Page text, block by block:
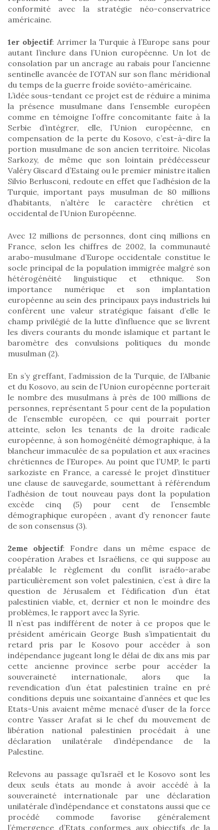
conformité avec la stratégie néo-conservatrice
américaine.
1er objectif: Arrimer la Turquie à l’Europe sans pour
autant l’inclure dans l’Union européenne. Un lot de
consolation par un ancrage au rabais pour l’ancienne
sentinelle avancée de l’OTAN sur son flanc méridional
du temps de la guerre froide soviéto-américaine.
L’idée sous-tendant ce projet est de réduire a minima
la présence musulmane dans l’ensemble européen
comme en témoigne l’offre concomitante faite à la
Serbie d’intégrer, elle, l’Union européenne, en
compensation de la perte du Kosovo, c’est-à-dire la
portion musulmane de son ancien territoire. Nicolas
Sarkozy, de même que son lointain prédécesseur
Valéry Giscard d’Estaing ou le premier ministre italien
Silvio Berlusconi, redoute en effet que l’adhésion de la
Turquie, important pays musulman de 80 millions
d’habitants, n’altère le caractère chrétien et
occidental de l’Union Européenne.
Avec 12 millions de personnes, dont cinq millions en
France, selon les chiffres de 2002, la communauté
arabo-musulmane d’Europe occidentale constitue le
socle principal de la population immigrée malgré son
hétérogénéité linguistique et ethnique. Son
importance numérique et son implantation
européenne au sein des principaux pays industriels lui
confèrent une valeur stratégique faisant d’elle le
champ privilégié de la lutte d’influence que se livrent
les divers courants du monde islamique et partant le
baromètre des convulsions politiques du monde
musulman (2).
En s’y greffant, l’admission de la Turquie, de l’Albanie
et du Kosovo, au sein de l’Union européenne porterait
le nombre des musulmans à près de 100 millions de
personnes, représentant 5 pour cent de la population
de l’ensemble européen, ce qui pourrait porter
atteinte, selon les tenants de la droite radicale
européenne, à son homogénéité démographique, à la
blancheur immaculée de sa population et aux «racines
chrétiennes de l’Europe». Au point que l’UMP, le parti
sarkoziste en France, a caressé le projet d’instituer
une clause de sauvegarde, soumettant à référendum
l’adhésion de tout nouveau pays dont la population
excède cinq (5) pour cent de l’ensemble
démographique européen , avant d’y renoncer faute
de son consensus (3).
2eme objectif: Fondre dans un même espace de
coopération Arabes et Israéliens, ce qui suppose au
préalable le règlement du conflit israélo-arabe
particulièrement son volet palestinien, c’est à dire la
question de Jérusalem et l’édification d’un état
palestinien viable, et, dernier et non le moindre des
problèmes, le rapport avec la Syrie.
Il n’est pas indifférent de noter à ce propos que le
président américain George Bush s’impatientait du
retard pris par le Kosovo pour accéder à son
indépendance jugeant long le délai de dix ans mis par
cette ancienne province serbe pour accéder la
souveraineté internationale, alors que la
revendication d’un état palestinien traîne en pré
conditions depuis une soixantaine d’années et que les
Etats-Unis avaient même menacé d’user de la force
contre Yasser Arafat si le chef du mouvement de
libération national palestinien procédait à une
déclaration unilatérale d’indépendance de la
Palestine.
Relevons au passage qu’Israël et le Kosovo sont les
deux seuls états au monde à avoir accédé à la
souveraineté internationale par une déclaration
unilatérale d’indépendance et constatons aussi que ce
procédé commode favorise généralement
l’émergence d’Etats conformes aux objectifs de la